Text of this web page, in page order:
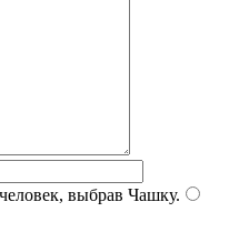
выбрав Чашку.